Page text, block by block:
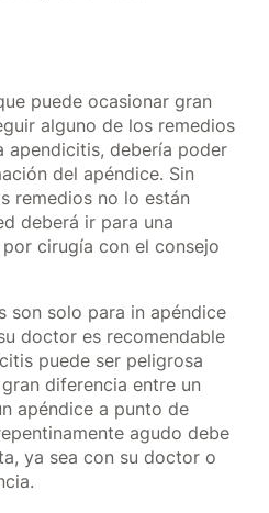
puede ocasionar gran
alguno de los remedios
apendicitis, debería poder
del apéndice. Sin
remedios no lo están
deberá ir para una
cirugía con el consejo
son solo para in apéndice
doctor es recomendable
puede ser peligrosa
diferencia entre un
apéndice a punto de
agudo debe
ya sea con su doctor o